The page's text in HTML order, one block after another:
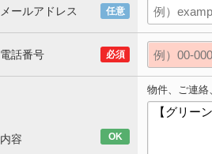
メールアドレス 任意
電話番号 必須
内容 OK
物件、ご連絡